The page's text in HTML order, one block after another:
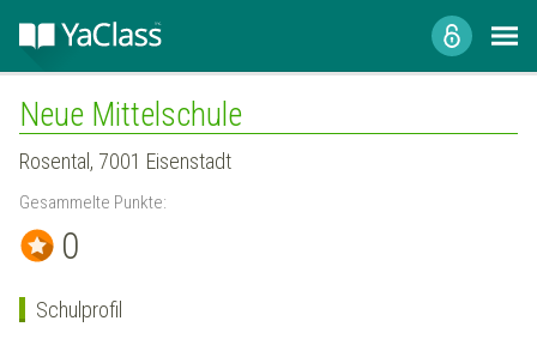
Neue Mittelschule
Rosental, 7001 Eisenstadt
Gesammelte Punkte:
0
Schulprofil